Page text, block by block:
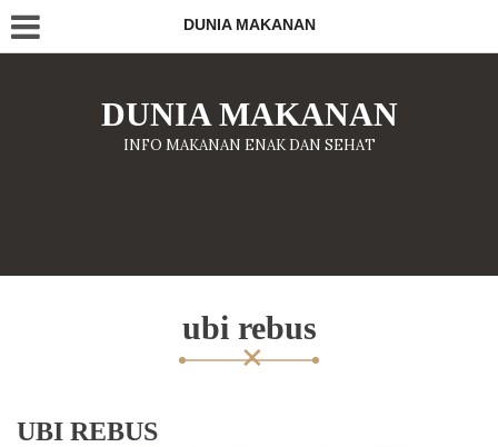
DUNIA MAKANAN
DUNIA MAKANAN
INFO MAKANAN ENAK DAN SEHAT
ubi rebus
UBI REBUS